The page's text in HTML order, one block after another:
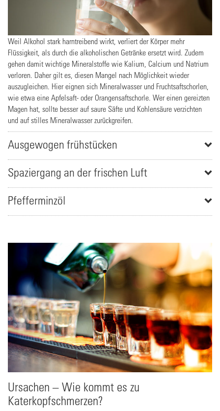
Weil Alkohol stark harntreibend wirkt, verliert der Körper mehr
Flüssigkeit, als durch die alkoholischen Getränke ersetzt wird. Zudem
gehen damit wichtige Mineralstoffe wie Kalium, Calcium und Natrium
verloren. Daher gilt es, diesen Mangel nach Möglichkeit wieder
auszugleichen. Hier eignen sich Mineralwasser und Fruchtsaftschorlen,
wie etwa eine Apfelsaft- oder Orangensaftschorle. Wer einen gereizten
Magen hat, sollte besser auf saure Säfte und Kohlensäure verzichten
und auf stilles Mineralwasser zurückgreifen.
Ausgewogen frühstücken
Spaziergang an der frischen Luft
Pfefferminzöl
Ursachen – Wie kommt es zu
Katerkopfschmerzen?